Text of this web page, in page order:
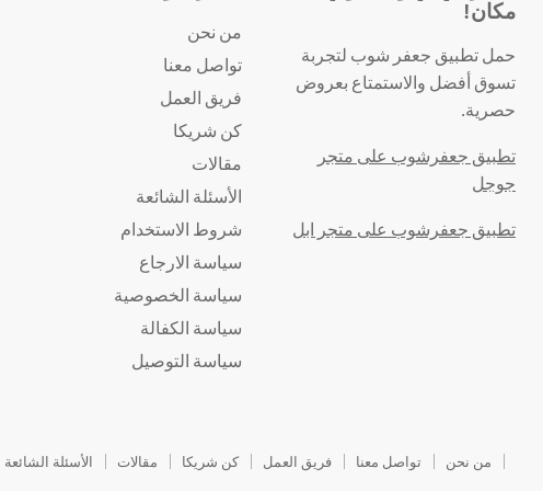
مكان!
حمل تطبيق جعفر شوب لتجربة
تسوق أفضل والاستمتاع بعروض
حصرية.
تطبيق جعفرشوب على متجر
جوجل
تطبيق جعفرشوب على متجر ابل
من نحن
تواصل معنا
فريق العمل
كن شريكا
مقالات
الأسئلة الشائعة
شروط الاستخدام
سياسة الارجاع
سياسة الخصوصية
سياسة الكفالة
سياسة التوصيل
من نحن تواصل معنا فريق العمل كن شريكا مقالات الأسئلة الشائعة